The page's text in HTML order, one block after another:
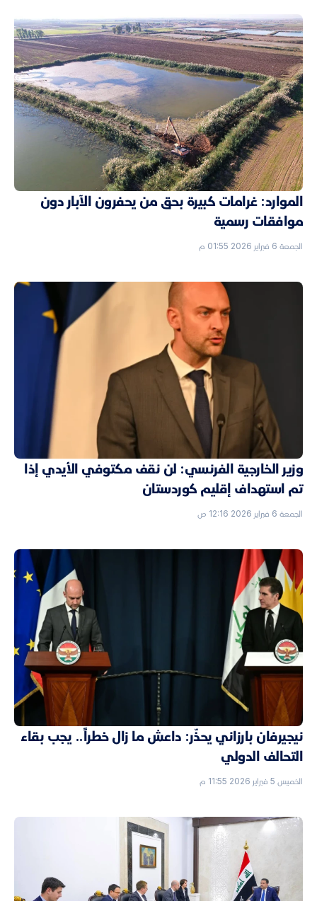
الموارد: غرامات كبيرة بحق من يحفرون الآبار دون
موافقات رسمية
الجمعة 6 فبراير 2026 01:55 م
وزير الخارجية الفرنسي: لن نقف مكتوفي الأيدي إذا
تم استهداف إقليم كوردستان
الجمعة 6 فبراير 2026 12:16 ص
نيجيرفان بارزاني يحذّر: داعش ما زال خطراً.. يجب بقاء
التحالف الدولي
الخميس 5 فبراير 2026 11:55 م